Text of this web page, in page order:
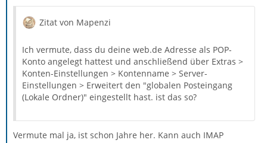
Zitat von Mapenzi
Ich vermute, dass du deine web.de Adresse als POP-
Konto angelegt hattest und anschließend über Extras >
Konten-Einstellungen > Kontenname > Server-
Einstellungen > Erweitert den "globalen Posteingang
(Lokale Ordner)" eingestellt hast. ist das so?
Vermute mal ja, ist schon Jahre her. Kann auch IMAP